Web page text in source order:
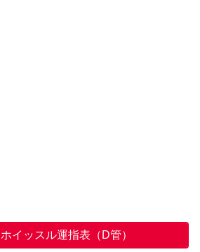
イッスル運指表（D管）